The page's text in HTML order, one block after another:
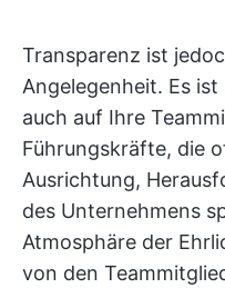
Transparenz ist
Angelegenheit. Es
auch auf Ihre
Führungskräfte, die
Ausrichtung,
des Unternehmens
Atmosphäre der
von den